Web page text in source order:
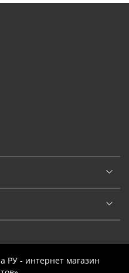
РУ - интернет магазин